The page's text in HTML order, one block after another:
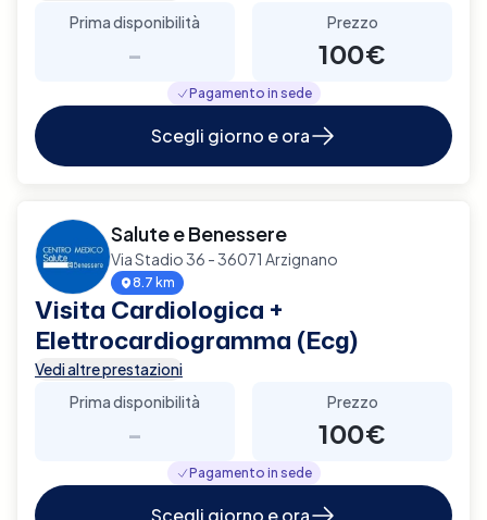
Prima disponibilità
-
Prezzo
100€
Pagamento in sede
Scegli giorno e ora
Salute e Benessere
Via Stadio 36 - 36071 Arzignano
8.7 km
Visita Cardiologica +
Elettrocardiogramma (Ecg)
Vedi altre prestazioni
Prima disponibilità
-
Prezzo
100€
Pagamento in sede
Scegli giorno e ora